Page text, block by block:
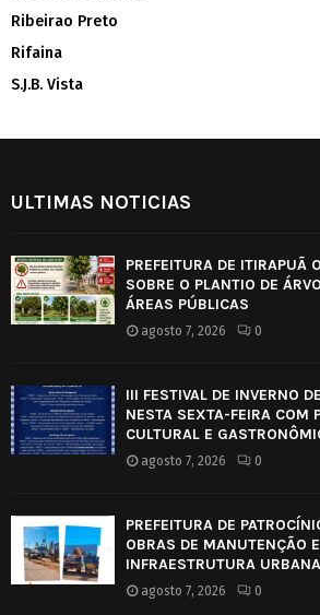
Ribeirao Preto
Rifaina
S.J.B. Vista
ULTIMAS NOTICIAS
PREFEITURA DE ITIRAPUÃ
SOBRE O PLANTIO DE
ÁREAS PÚBLICAS
agosto 7, 2026 0
III FESTIVAL DE INVERNO
NESTA SEXTA-FEIRA COM
CULTURAL E
agosto 7, 2026 0
PREFEITURA DE
OBRAS DE MANUTENÇÃO
INFRAESTRUTURA URBANA
agosto 7, 2026 0